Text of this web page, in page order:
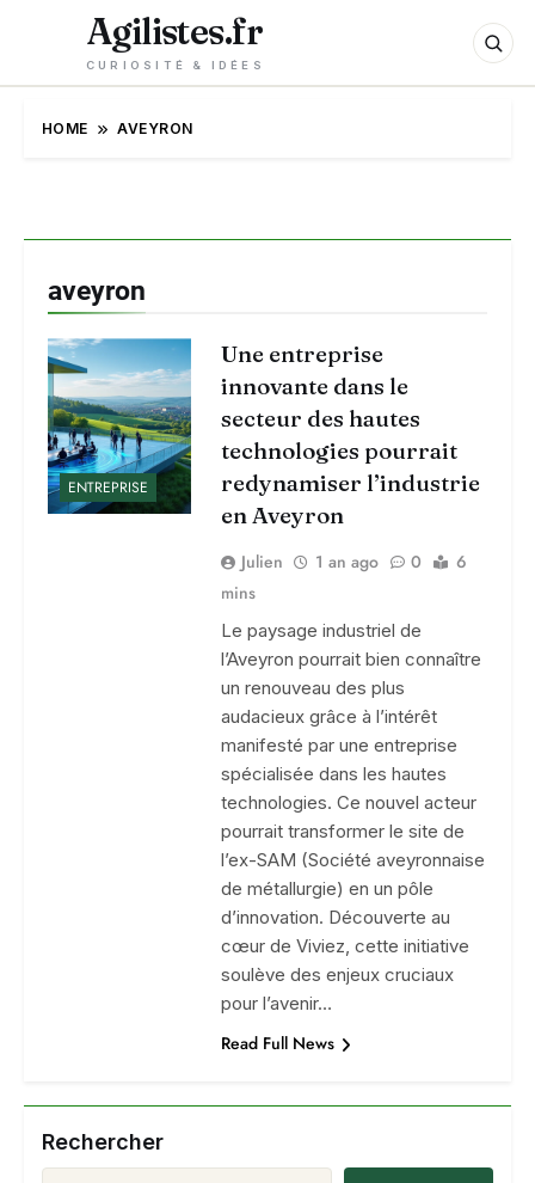
Agilistes.fr
CURIOSITÉ & IDÉES
HOME AVEYRON
aveyron
ENTREPRISE
Une entreprise
innovante dans le
secteur des hautes
technologies pourrait
redynamiser l’industrie
en Aveyron
Julien 1 an ago 0
6
mins
Le paysage industriel de
l’Aveyron pourrait bien connaître
un renouveau des plus
audacieux grâce à l’intérêt
manifesté par une entreprise
spécialisée dans les hautes
technologies. Ce nouvel acteur
pourrait transformer le site de
l’ex-SAM (Société aveyronnaise
de métallurgie) en un pôle
d’innovation. Découverte au
cœur de Viviez, cette initiative
soulève des enjeux cruciaux
pour l’avenir…
Read Full News
Rechercher